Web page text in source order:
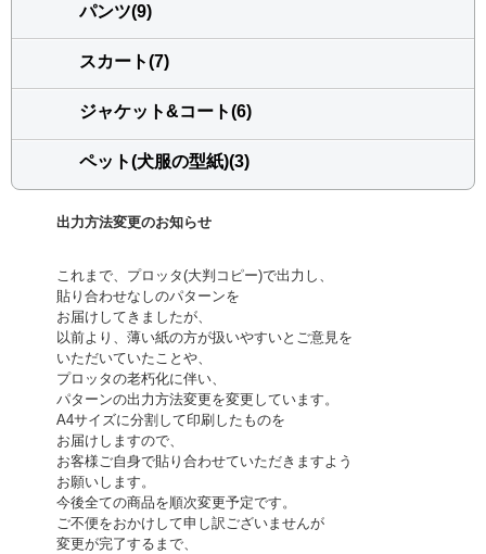
パンツ(9)
スカート(7)
ジャケット&コート(6)
ペット(犬服の型紙)(3)
出力方法変更のお知らせ
これまで、プロッタ(大判コピー)で出力し、
貼り合わせなしのパターンを
お届けしてきましたが、
以前より、薄い紙の方が扱いやすいとご意見を
いただいていたことや、
プロッタの老朽化に伴い、
パターンの出力方法変更を変更しています。
A4サイズに分割して印刷したものを
お届けしますので、
お客様ご自身で貼り合わせていただきますよう
お願いします。
今後全ての商品を順次変更予定です。
ご不便をおかけして申し訳ございませんが
変更が完了するまで、